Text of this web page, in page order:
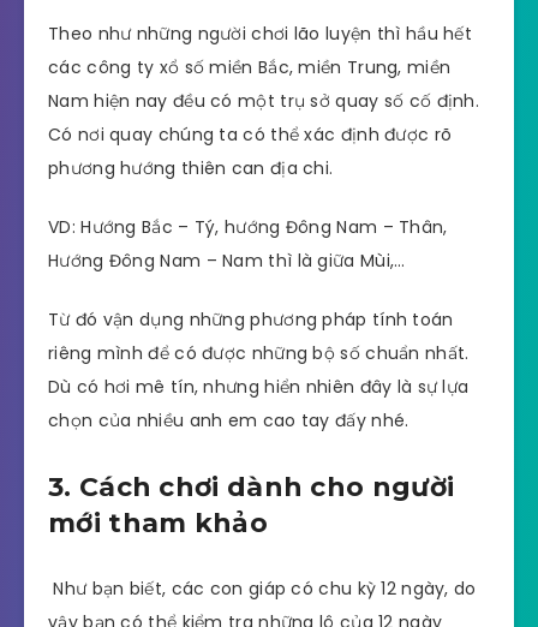
Theo như những người chơi lão luyện thì hầu hết
các công ty xổ số miền Bắc, miền Trung, miền
Nam hiện nay đều có một trụ sở quay số cố định.
Có nơi quay chúng ta có thể xác định được rõ
phương hướng thiên can địa chi.
VD: Hướng Bắc – Tý, hướng Đông Nam – Thân,
Hướng Đông Nam – Nam thì là giữa Mùi,…
Từ đó vận dụng những phương pháp tính toán
riêng mình để có được những bộ số chuẩn nhất.
Dù có hơi mê tín, nhưng hiển nhiên đây là sự lựa
chọn của nhiều anh em cao tay đấy nhé.
3. Cách chơi dành cho người
mới tham khảo
Như bạn biết, các con giáp có chu kỳ 12 ngày, do